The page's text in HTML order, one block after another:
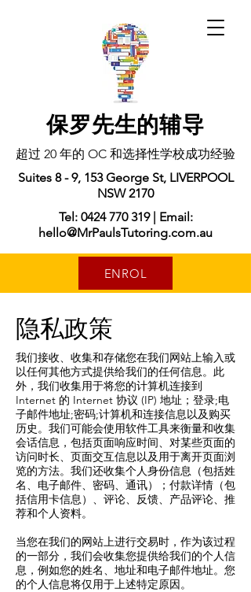
保罗先生的辅导
超过 20 年的 OC 和选择性学校成功经验
Suites 8 - 9, 153 George St, LIVERPOOL
NSW 2170
Tel: 0424 770 319 | Email:
hello@MrPaulsTutoring.com.au
ENROL
隐私政策
我们接收、收集和存储您在我们网站上输入或
以任何其他方式提供给我们的任何信息。此
外，我们收集用于将您的计算机连接到
Internet 的 Internet 协议 (IP) 地址；登录;电
子邮件地址;密码;计算机和连接信息以及购买
历史。我们可能会使用软件工具来衡量和收集
会话信息，包括页面响应时间、对某些页面的
访问时长、页面交互信息以及用于离开页面浏
览的方法。我们还收集个人身份信息（包括姓
名、电子邮件、密码、通讯）；付款详情（包
括信用卡信息）、评论、反馈、产品评论、推
荐和个人资料。
当您在我们的网站上进行交易时，作为该过程
的一部分，我们会收集您提供给我们的个人信
息，例如您的姓名、地址和电子邮件地址。您
的个人信息将仅用于上述特定原因。